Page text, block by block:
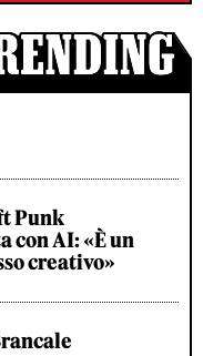
Punk
con AI: «È un
creativo»